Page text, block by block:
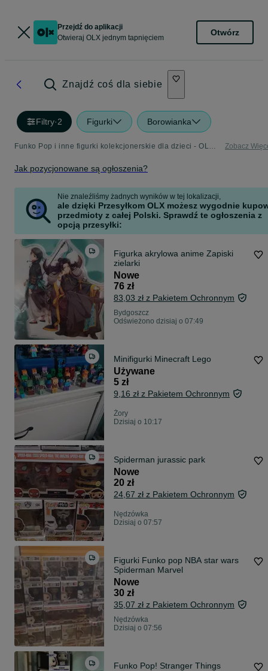
Przejdź do aplikacji
Otwieraj OLX jednym tapnięciem
Otwórz
Znajdź coś dla siebie
Filtry·2 Figurki Borowianka
Funko Pop i inne figurki kolekcjonerskie dla dzieci - OLX.pl Zobacz
Jak pozycjonowane są ogłoszenia?
Nie znaleźliśmy żadnych wyników w tej lokalizacji,
ale dzięki Przesyłkom OLX możesz wygodnie
przedmioty z całej Polski. Sprawdź te ogłoszenia z
opcją przesyłki:
Figurka akrylowa anime Zapiski
zielarki
Nowe
76 zł
83,03 zł z Pakietem Ochronnym
Bydgoszcz
Odświeżono dzisiaj o 07:49
Minifigurki Minecraft Lego
Używane
5 zł
9,16 zł z Pakietem Ochronnym
Żory
Dzisiaj o 10:17
Spiderman jurassic park
Nowe
20 zł
24,67 zł z Pakietem Ochronnym
Nędzówka
Dzisiaj o 07:57
Figurki Funko pop NBA star wars
Spiderman Marvel
Nowe
30 zł
35,07 zł z Pakietem Ochronnym
Nędzówka
Dzisiaj o 07:56
Funko Pop! Stranger Things